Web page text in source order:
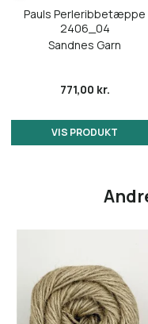
7572 Pine
Pauls Perleribbetæppe
2406_04
Sandnes Garn
771,00 kr.
VIS PRODUKT